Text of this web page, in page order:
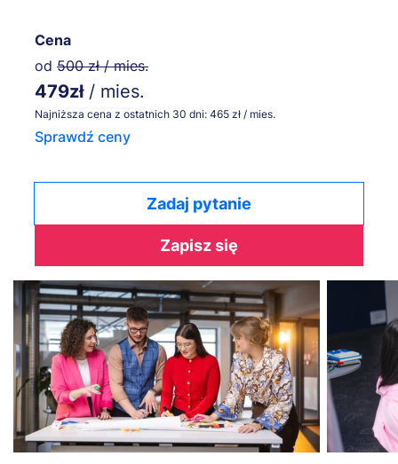
Cena
od 500 zł / mies.
479zł / mies.
Najniższa cena z ostatnich 30 dni: 465 zł / mies.
Sprawdź ceny
Zadaj pytanie
Zapisz się